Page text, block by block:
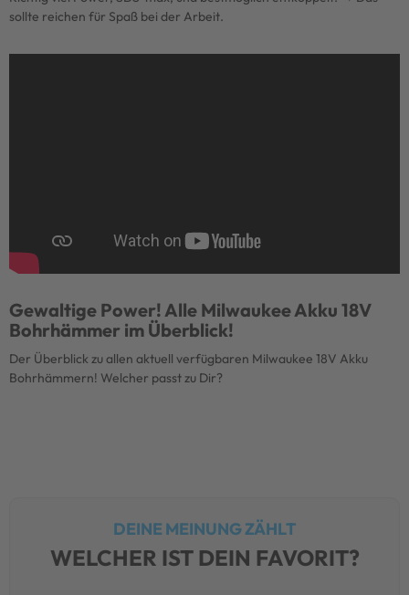
sollte reichen für Spaß bei der Arbeit.
Gewaltige Power! Alle Milwaukee Akku 18V
Bohrhämmer im Überblick!
Der Überblick zu allen aktuell verfügbaren Milwaukee 18V Akku
Bohrhämmern! Welcher passt zu Dir?
DEINE MEINUNG ZÄHLT
WELCHER IST DEIN FAVORIT?